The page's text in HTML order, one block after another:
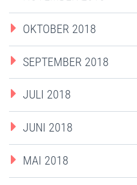
OKTOBER 2018
SEPTEMBER 2018
JULI 2018
JUNI 2018
MAI 2018